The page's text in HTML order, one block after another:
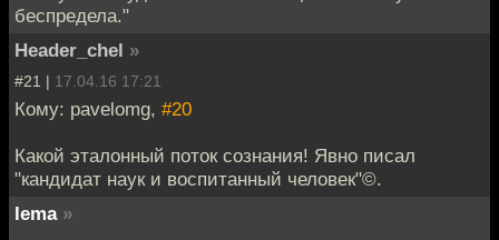
беспредела. "
Header_chel »
#21 | 17.04.16 17:21
Кому: pavelomg, #20
Какой эталонный поток сознания! Явно писал
"кандидат наук и воспитанный человек"©.
lema »